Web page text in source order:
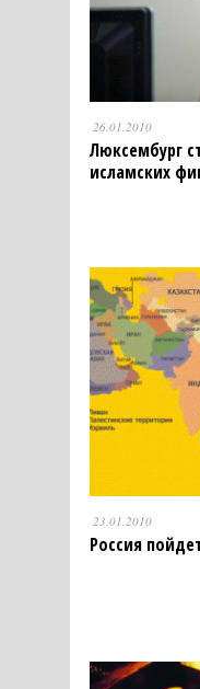
26.01.2010
Люксембург
исламских
23.01.2010
Россия